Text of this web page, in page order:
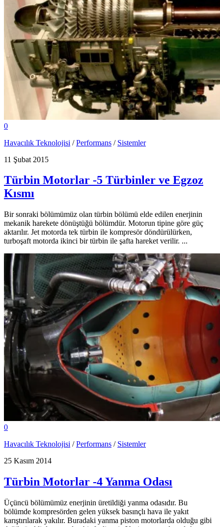
0
Havacılık Teknolojisi /Performans / Sistemler
11 Şubat 2015
Türbin Motorlar -5 Türbinler ve Egzoz
Kısmı
Bir sonraki bölümümüz olan türbin bölümü elde edilen enerjinin
mekanik harekete dönüştüğü bölümdür. Motorun tipine göre güç
aktarılır. Jet motorda tek türbin ile kompresör döndürülürken,
turboşaft motorda ikinci bir türbin ile şafta hareket verilir. ...
0
Havacılık Teknolojisi /Performans / Sistemler
25 Kasım 2014
Türbin Motorlar -4 Yanma Odası
Üçüncü bölümümüz enerjinin üretildiği yanma odasıdır. Bu
bölümde kompresörden gelen yüksek basınçlı hava ile yakıt
karıştırılarak yakılır. Buradaki yanma piston motorlarda olduğu gibi